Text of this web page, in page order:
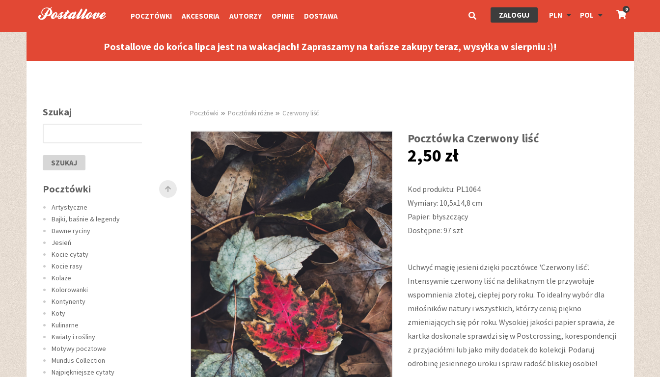
POCZTÓWKI AKCESORIA AUTORZY OPINIE DOSTAWA ZALOGUJ PLN POL
0
Postallove do końca lipca jest na wakacjach! Zapraszamy na tańsze zakupy teraz, wysyłka w sierpniu :)!
Szukaj
SZUKAJ
Pocztówki
Artystyczne
Bajki, baśnie & legendy
Dawne ryciny
Jesień
Kocie cytaty
Kocie rasy
Kolaże
Kolorowanki
Kontynenty
Koty
Kulinarne
Kwiaty i rośliny
Motywy pocztowe
Mundus Collection
Najpiękniejsze cytaty
Pocztówki Pocztówki różne Czerwony liść
Pocztówka Czerwony liść
2,50 zł
Kod produktu: PL1064
Wymiary: 10,5x14,8 cm
Papier: błyszczący
Dostępne: 97 szt
Uchwyć magię jesieni dzięki pocztówce 'Czerwony liść'.
Intensywnie czerwony liść na delikatnym tle przywołuje
wspomnienia złotej, ciepłej pory roku. To idealny wybór dla
miłośników natury i wszystkich, którzy cenią piękno
zmieniających się pór roku. Wysokiej jakości papier sprawia, że
kartka doskonale sprawdzi się w Postcrossing, korespondencji
z przyjaciółmi lub jako miły dodatek do kolekcji. Podaruj
odrobinę jesiennego uroku i spraw radość bliskiej osobie!